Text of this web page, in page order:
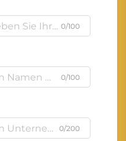
0/100
0/100
0/200